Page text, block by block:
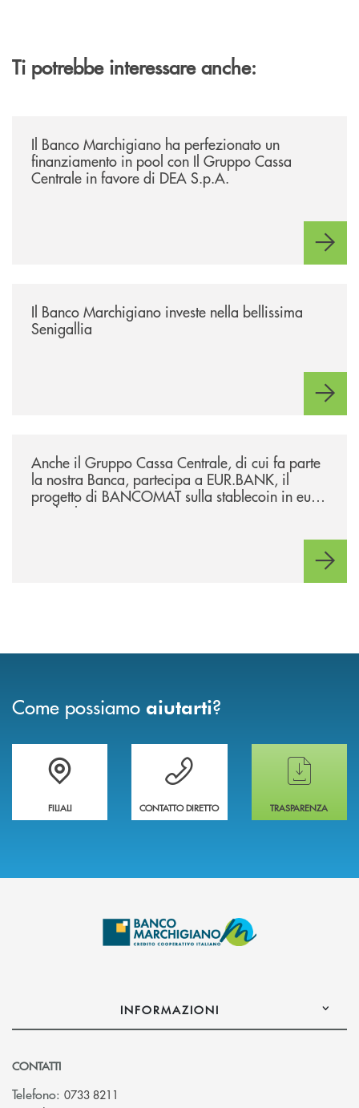
Ti potrebbe interessare anche:
Il Banco Marchigiano ha perfezionato un
finanziamento in pool con Il Gruppo Cassa
Centrale in favore di DEA S.p.A.
Il Banco Marchigiano investe nella bellissima
Senigallia
Anche il Gruppo Cassa Centrale, di cui fa parte
la nostra Banca, partecipa a EUR.BANK, il
progetto di BANCOMAT sulla stablecoin in euro
e sul relativo ecosistema
Come possiamo aiutarti?
Trova la filiale più vicina a te
FILIALI
Hai bisogno di assistenza immediata ?
CONTATTO DIRETTO
Hai bisogno di
TRASPARENZA
INFORMAZIONI
CONTATTI
Telefono: 0733 8211